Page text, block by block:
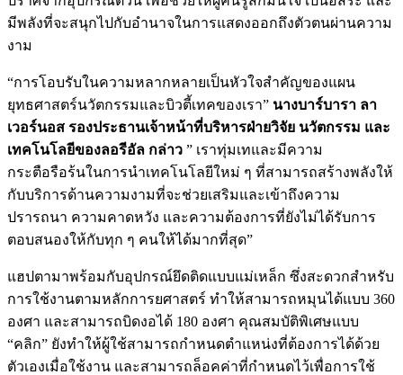
มีพลังที่จะสนุกไปกับอำนาจในการแสดงออกถึงตัวตนผ่านความ
งาม
“การโอบรับในความหลากหลายเป็นหัวใจสำคัญของแผน
ยุทธศาสตร์นวัตกรรมและบิวตี้เทคของเรา” นางบาร์บารา ลา
เวอร์นอส รองประธานเจ้าหน้าที่บริหารฝ่ายวิจัย นวัตกรรม และ
เทคโนโลยีของลอรีอัล กล่าว ” เราทุ่มเทและมีความ
กระตือรือร้นในการนำเทคโนโลยีใหม่ ๆ ที่สามารถสร้างพลังให้
กับบริการด้านความงามที่จะช่วยเสริมและเข้าถึงความ
ปรารถนา ความคาดหวัง และความต้องการที่ยังไม่ได้รับการ
ตอบสนองให้กับทุก ๆ คนให้ได้มากที่สุด”
แฮปตามาพร้อมกับอุปกรณ์ยึดติดแบบแม่เหล็ก ซึ่งสะดวกสำหรับ
การใช้งานตามหลักการยศาสตร์ ทำให้สามารถหมุนได้แบบ 360
องศา และสามารถบิดงอได้ 180 องศา คุณสมบัติพิเศษแบบ
“คลิก” ยังทำให้ผู้ใช้สามารถกำหนดตำแหน่งที่ต้องการได้ด้วย
ตัวเองเมื่อใช้งาน และสามารถล็อคค่าที่กำหนดไว้เพื่อการใช้